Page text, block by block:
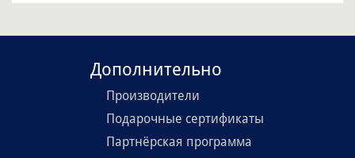
Дополнительно
Производители
Подарочные сертификаты
Партнёрская программа